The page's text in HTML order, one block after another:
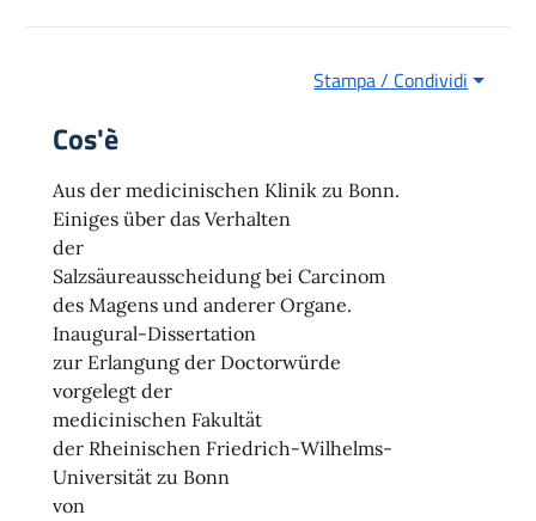
Stampa / Condividi
Cos'è
Aus der medicinischen Klinik zu Bonn.
Einiges über das Verhalten
der
Salzsäureausscheidung bei Carcinom
des Magens und anderer Organe.
Inaugural-Dissertation
zur Erlangung der Doctorwürde
vorgelegt der
medicinischen Fakultät
der Rheinischen Friedrich-Wilhelms-
Universität zu Bonn
von